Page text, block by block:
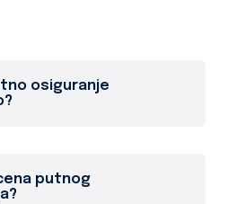
osiguranje
putnog